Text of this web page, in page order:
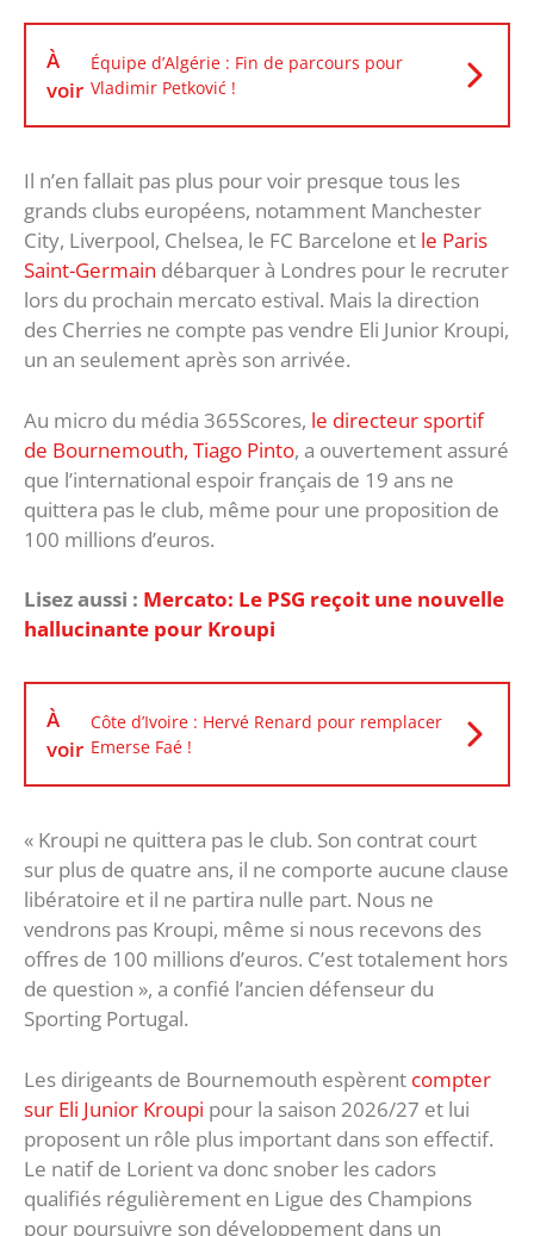
À
voir
Équipe d’Algérie : Fin de parcours pour
Vladimir Petković !
Il n’en fallait pas plus pour voir presque tous les
grands clubs européens, notamment Manchester
City, Liverpool, Chelsea, le FC Barcelone et le Paris
Saint-Germain débarquer à Londres pour le recruter
lors du prochain mercato estival. Mais la direction
des Cherries ne compte pas vendre Eli Junior Kroupi,
un an seulement après son arrivée.
Au micro du média 365Scores, le directeur sportif
de Bournemouth, Tiago Pinto, a ouvertement assuré
que l’international espoir français de 19 ans ne
quittera pas le club, même pour une proposition de
100 millions d’euros.
Lisez aussi : Mercato: Le PSG reçoit une nouvelle
hallucinante pour Kroupi
À
voir
Côte d’Ivoire : Hervé Renard pour remplacer
Emerse Faé !
« Kroupi ne quittera pas le club. Son contrat court
sur plus de quatre ans, il ne comporte aucune clause
libératoire et il ne partira nulle part. Nous ne
vendrons pas Kroupi, même si nous recevons des
offres de 100 millions d’euros. C’est totalement hors
de question », a confié l’ancien défenseur du
Sporting Portugal.
Les dirigeants de Bournemouth espèrent compter
sur Eli Junior Kroupi pour la saison 2026/27 et lui
proposent un rôle plus important dans son effectif.
Le natif de Lorient va donc snober les cadors
qualifiés régulièrement en Ligue des Champions
pour poursuivre son développement dans un